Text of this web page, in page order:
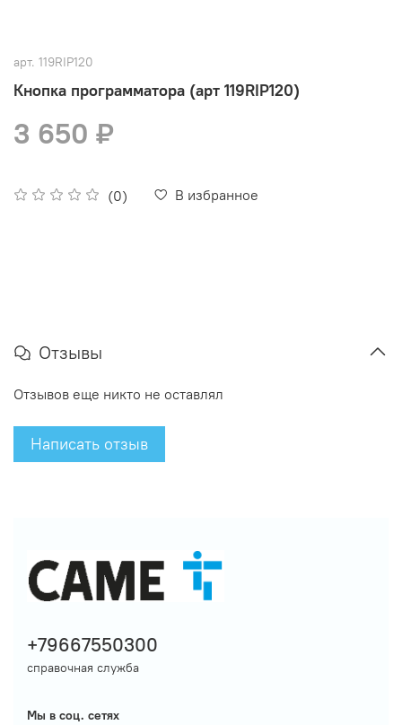
арт. 119RIP120
Кнопка программатора (арт 119RIP120)
(0) В избранное
3 650 ₽
Отзывы
Отзывов еще никто не оставлял
Написать отзыв
+79667550300
справочная служба
Мы в соц. сетях